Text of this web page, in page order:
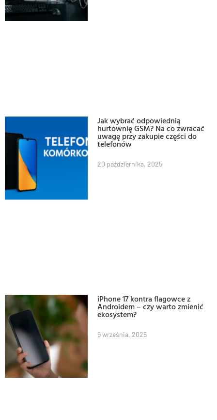
Jak wybrać odpowiednią
hurtownię GSM? Na co zwracać
uwagę przy zakupie części do
telefonów
20 października, 2025
iPhone 17 kontra flagowce z
Androidem – czy warto zmienić
ekosystem?
9 września, 2025